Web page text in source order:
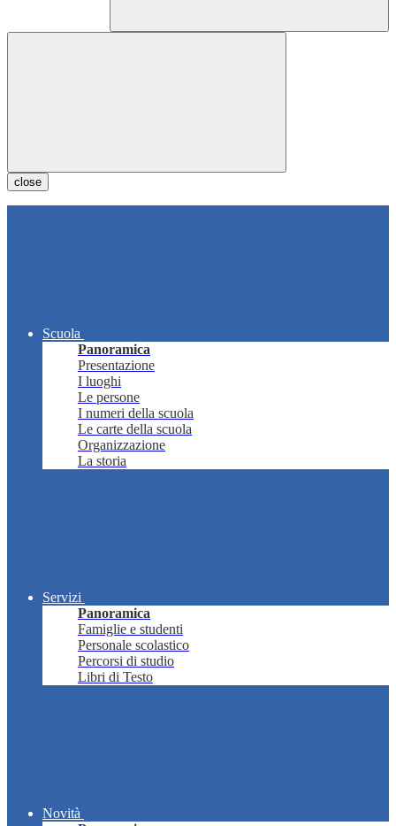
close
Scuola
Panoramica
Presentazione
I luoghi
Le persone
I numeri della scuola
Le carte della scuola
Organizzazione
La storia
Servizi
Panoramica
Famiglie e studenti
Personale scolastico
Percorsi di studio
Libri di Testo
Novità